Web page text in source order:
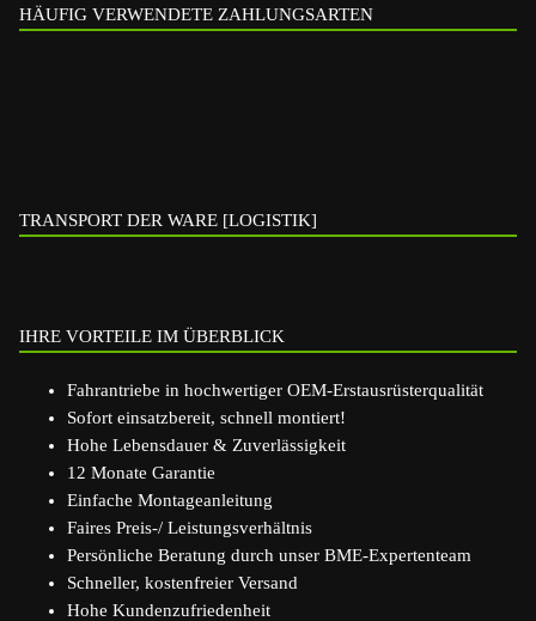
HÄUFIG VERWENDETE ZAHLUNGSARTEN
TRANSPORT DER WARE [LOGISTIK]
IHRE VORTEILE IM ÜBERBLICK
Fahrantriebe in hochwertiger OEM-Erstausrüsterqualität
Sofort einsatzbereit, schnell montiert!
Hohe Lebensdauer & Zuverlässigkeit
12 Monate Garantie
Einfache Montageanleitung
Faires Preis-/ Leistungsverhältnis
Persönliche Beratung durch unser BME-Expertenteam
Schneller, kostenfreier Versand
Hohe Kundenzufriedenheit